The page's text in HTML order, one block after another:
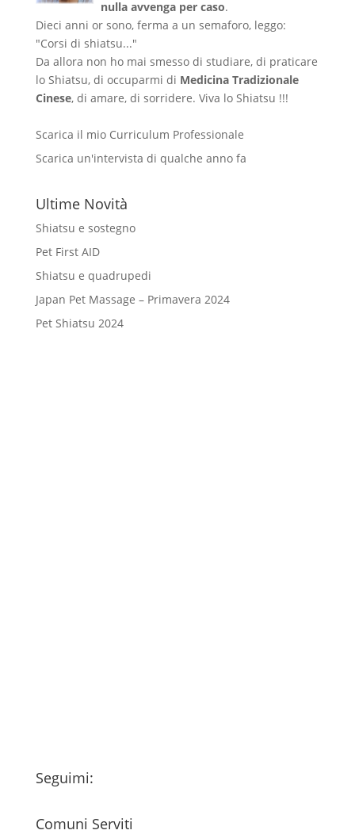
nulla avvenga per caso.
Dieci anni or sono, ferma a un semaforo, leggo:
"Corsi di shiatsu..."
Da allora non ho mai smesso di studiare, di praticare
lo Shiatsu, di occuparmi di Medicina Tradizionale
Cinese, di amare, di sorridere. Viva lo Shiatsu !!!
Scarica il mio Curriculum Professionale
Scarica un'intervista di qualche anno fa
Ultime Novità
Shiatsu e sostegno
Pet First AID
Shiatsu e quadrupedi
Japan Pet Massage – Primavera 2024
Pet Shiatsu 2024
Seguimi:
Comuni Serviti